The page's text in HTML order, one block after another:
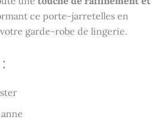
ce porte-jarretelles en
garde-robe de lingerie.